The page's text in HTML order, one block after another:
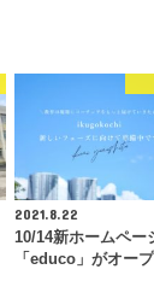
2021.8.22
10/14新ホームペー
「educo」がオー